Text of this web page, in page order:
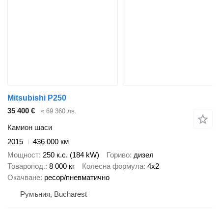
Mitsubishi P250
35 400 €
≈ 69 360 лв.
Камион шаси
2015
436 000 км
Мощност 250 к.с. (184 kW) Гориво дизел
Товаропод. 8 000 кг Колесна формула 4x2
Окачване ресор/пневматично
Румъния, Bucharest